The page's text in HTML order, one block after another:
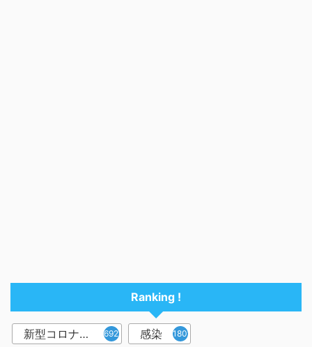
Ranking !
新型コロナウイルス 6921 感染 1809